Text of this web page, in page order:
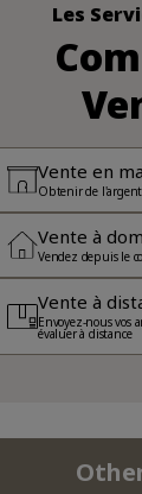
Les
Vente en
Obtenir de
Vente à
Vendez depuis le
Vente à
Envoyez-nous vos
évaluer à distance